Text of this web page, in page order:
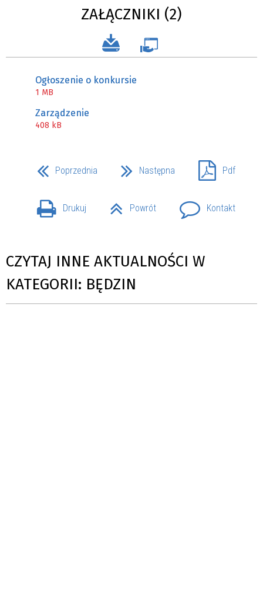
ZAŁĄCZNIKI (2)
Ogłoszenie o konkursie
1 MB
Zarządzenie
408 kB
Poprzednia Następna Pdf
Drukuj Powrót Kontakt
CZYTAJ INNE AKTUALNOŚCI W
KATEGORII: BĘDZIN